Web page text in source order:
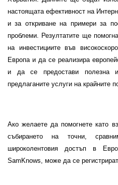
настоящата ефективност на
и за откриване на примери за
проблеми. Резултатите ще
на инвестициите във
Европа и да се реализира
и да се предостави полезна
предлаганите услуги на крайните
Ако желаете да помогнете като
събирането на точни,
широколентовия достъп в
SamKnows, може да се